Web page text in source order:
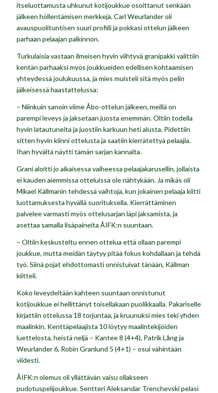
itseluottamusta uhkunut kotijoukkue osoittanut senkään
jälkeen höllentämisen merkkejä. Carl Weurlander oli
avauspuolituntisen suuri profiili ja pokkasi ottelun jälkeen
parhaan pelaajan palkinnon.
Turkulaisia vastaan ilmeisen hyvin viihtyvä granipakki valittiin
kentän parhaaksi myös joukkueiden edellisen kohtaamisen
yhteydessä joulukuussa, ja mies muisteli sitä myös pelin
jälkeisessä haastattelussa:
– Niinkuin sanoin viime Åbo-ottelun jälkeen, meillä on
parempi leveys ja jaksetaan juosta enemmän. Oltiin todella
hyvin latautuneita ja juostiin karkuun heti alusta. Pidettiin
sitten hyvin kiinni ottelusta ja saatiin kierrätettyä pelaajia.
Ihan hyvältä näytti tämän sarjan kannalta.
Grani aloitti jo aikaisessa vaiheessa pelaajakarusellin, jollaista
ei kauden aiemmissa otteluissa ole nähtykään. Ja mikäs oli
Mikael Källmanin tehdessä vaihtoja, kun jokainen pelaaja kiitti
luottamuksesta hyvällä suorituksella. Kierrättäminen
palvelee varmasti myös ottelusarjan läpi jaksamista, ja
asettaa samalla lisäpaineita ÅIFK:n suuntaan.
– Oltiin keskusteltu ennen ottelua että ollaan parempi
joukkue, mutta meidän täytyy pitää fokus kohdallaan ja tehdä
työ. Siinä pojat ehdottomasti onnistuivat tänään, Källman
kiitteli.
Koko leveydeltään kahteen suuntaan onnistunut
kotijoukkue ei hellittänyt toisellakaan puolikkaalla. Pakariselle
kirjattiin ottelussa 18 torjuntaa, ja kruunuksi mies teki yhden
maalinkin. Kenttäpelaajista 10 löytyy maalintekijöiden
luettelosta, heistä neljä – Kantee 8 (4+4), Patrik Lång ja
Weurlander 6, Robin Granlund 5 (4+1) – osui vähintään
viidesti.
ÅIFK:n olemus oli yllättävän vaisu ollakseen
pudotuspelijoukkue. Sentteri Aleksandar Trenchevski pelasi